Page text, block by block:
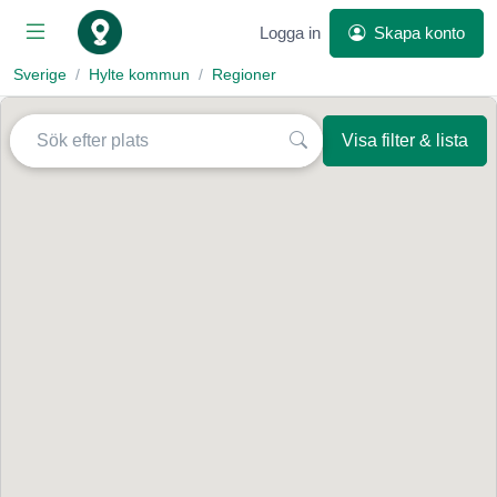
Logga in Skapa konto
Sverige Hylte kommun Regioner
Visa filter & lista